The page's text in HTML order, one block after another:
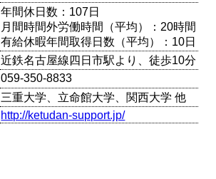
年間休日数：107日
月間時間外労働時間（平均）：20時間
有給休暇年間取得日数（平均）：10日
近鉄名古屋線四日市駅より、徒歩10分
059-350-8833
三重大学、立命館大学、関西大学 他
http://ketudan-support.jp/